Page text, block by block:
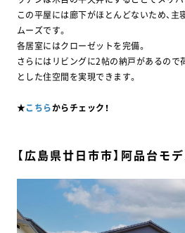
この平屋には廊下がほとんどないため、主
ムーズです。
各居室にはクローゼットを完備。
さらにはリビングに2帖の納戸があるので
とした住空間を実現できます。
★こちらからチェック！
【広島県廿日市市】阿品台モ